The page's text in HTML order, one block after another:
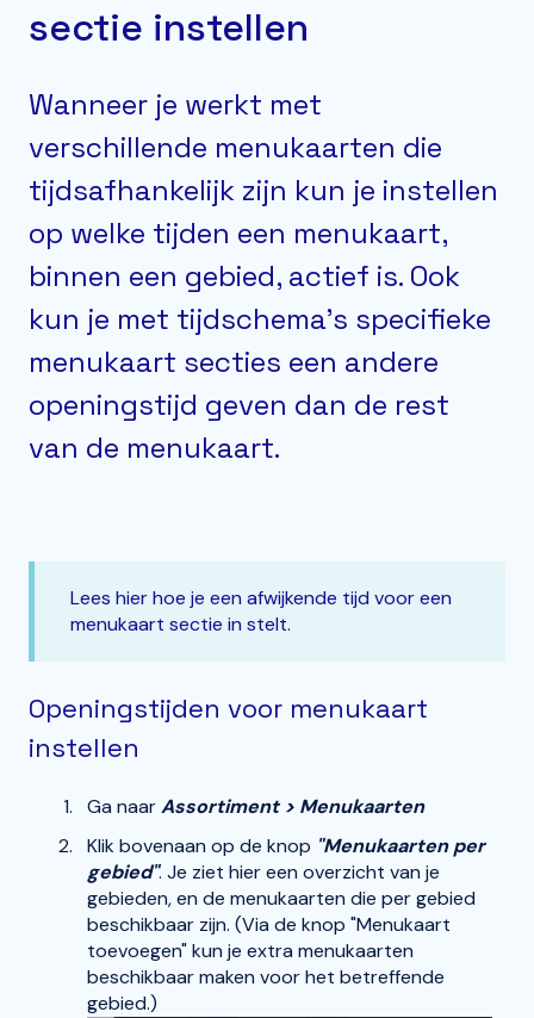
sectie instellen
Wanneer je werkt met
verschillende menukaarten die
tijdsafhankelijk zijn kun je instellen
op welke tijden een menukaart,
binnen een gebied, actief is. Ook
kun je met tijdschema's specifieke
menukaart secties een andere
openingstijd geven dan de rest
van de menukaart.
Lees hier hoe je een afwijkende tijd voor een
menukaart sectie in stelt.
Openingstijden voor menukaart
instellen
Ga naarAssortiment > Menukaarten
Klik bovenaan op de knop "Menukaarten per
gebied". Je ziet hier een overzicht van je
gebieden, en de menukaarten die per gebied
beschikbaar zijn. (Via de knop "Menukaart
toevoegen" kun je extra menukaarten
beschikbaar maken voor het betreffende
gebied.)